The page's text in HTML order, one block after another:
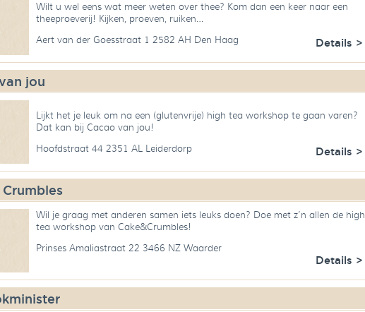
Wilt u wel eens wat meer weten over thee? Kom dan een keer naar een
theeproeverij! Kijken, proeven, ruiken…
Aert van der Goesstraat 1 2582 AH Den Haag
Details >
jou
Lijkt het je leuk om na een (glutenvrije) high tea workshop te gaan varen?
Dat kan bij Cacao van jou!
Hoofdstraat 44 2351 AL Leiderdorp
Details >
Crumbles
Wil je graag met anderen samen iets leuks doen? Doe met z’n allen de high
tea workshop van Cake&Crumbles!
Prinses Amaliastraat 22 3466 NZ Waarder
Details >